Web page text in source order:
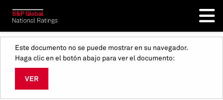
Este documento no se puede mostrar en su navegador.
Haga clic en el botón abajo para ver el documento:
VER